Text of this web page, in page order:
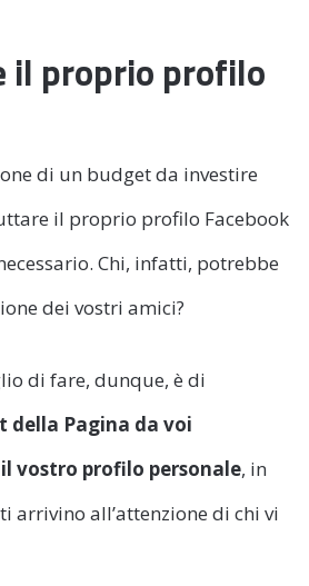
il proprio profilo
di un budget da investire
il proprio profilo Facebook
Chi, infatti, potrebbe
dei vostri amici?
di fare, dunque, è di
della Pagina da voi
vostro profilo personale, in
arrivino all’attenzione di chi vi